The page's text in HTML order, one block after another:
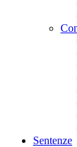
Sentenze